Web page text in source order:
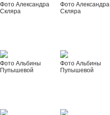
Фото Александра
Скляра
Фото Александра
Скляра
Фото Альбины
Пупышевой
Фото Альбины
Пупышевой